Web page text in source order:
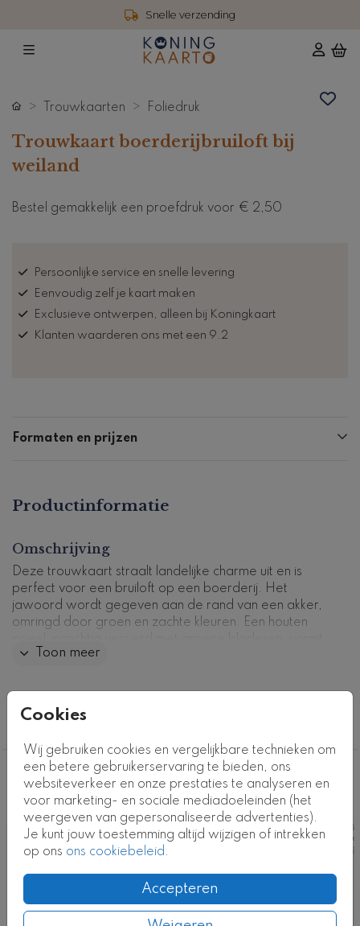
Snelle verzending
Cookies
Wij gebruiken cookies en vergelijkbare technieken om
een betere gebruikerservaring te bieden, ons
websiteverkeer en onze prestaties te analyseren en
voor marketing- en sociale mediadoeleinden (het
weergeven van gepersonaliseerde advertenties).
Je kunt jouw toestemming altijd wijzigen of intrekken
op ons ons cookiebeleid.
Accepteren
Trouwkaarten Foliedruk
Trouwkaart boerderijbruiloft bij
weiland
Bestel gemakkelijk een proefdruk voor € 2,50
Persoonlijke service en snelle levering
Eenvoudig zelf je kaart maken
Exclusieve ontwerpen, alleen bij Koningkaart
Klanten waarderen ons met een 9.2
Formaten en prijzen
Productinformatie
Omschrijving
Deze trouwkaart straalt landelijke charme uit en is
perfect voor een bruiloft op een boerderij. Het
jawoord wordt gegeven aan de rand van een akker,
omringd door groen en zachte kleuren. Een houten
het middelpunt, de houten stoelen staan in een intieme
namen zijn in prachtig goudfolie gedrukt.
Met de handige ontwerptool kun je de kaart volledig
naar wens aanpassen, van tekst tot lettertype. Vraag
eenvoudig een proefkaart aan om een indruk te
krijgen.
Kaartcode: FD-T0831-6
Toon meer
Collectie
Deze ontwerpen vind je misschien ook
leuk
Kaart